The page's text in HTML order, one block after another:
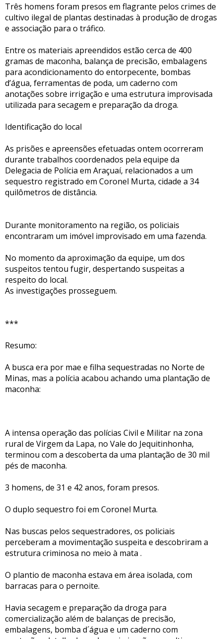
Três homens foram presos em flagrante pelos crimes de
cultivo ilegal de plantas destinadas à produção de drogas
e associação para o tráfico.
Entre os materiais apreendidos estão cerca de 400
gramas de maconha, balança de precisão, embalagens
para acondicionamento do entorpecente, bombas
d’água, ferramentas de poda, um caderno com
anotações sobre irrigação e uma estrutura improvisada
utilizada para secagem e preparação da droga.
Identificação do local
As prisões e apreensões efetuadas ontem ocorreram
durante trabalhos coordenados pela equipe da
Delegacia de Polícia em Araçuaí, relacionados a um
sequestro registrado em Coronel Murta, cidade a 34
quilômetros de distância.
Durante monitoramento na região, os policiais
encontraram um imóvel improvisado em uma fazenda.
No momento da aproximação da equipe, um dos
suspeitos tentou fugir, despertando suspeitas a
respeito do local.
As investigações prosseguem.
***
Resumo:
A busca era por mae e filha sequestradas no Norte de
Minas, mas a polícia acabou achando uma plantação de
maconha:
A intensa operação das polícias Civil e Militar na zona
rural de Virgem da Lapa, no Vale do Jequitinhonha,
terminou com a descoberta da uma plantação de 30 mil
pés de maconha.
3 homens, de 31 e 42 anos, foram presos.
O duplo sequestro foi em Coronel Murta.
Nas buscas pelos sequestradores, os policiais
perceberam a movimentação suspeita e descobriram a
estrutura criminosa no meio à mata .
O plantio de maconha estava em área isolada, com
barracas para o pernoite.
Havia secagem e preparação da droga para
comercialização além de balanças de precisão,
embalagens, bomba d´água e um caderno com